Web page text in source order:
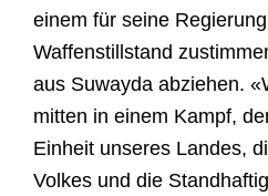
einem für seine
Waffenstillstand
aus Suwayda abziehen.
mitten in einem Kampf,
Einheit unseres Landes,
Volkes und die